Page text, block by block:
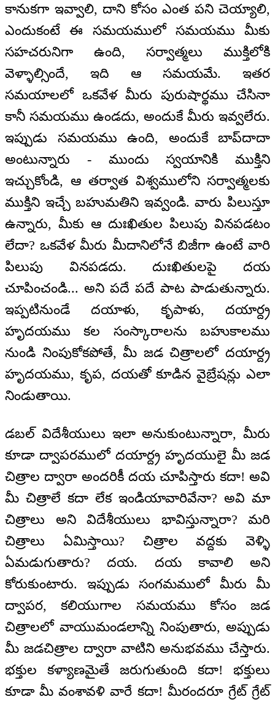
కానుకగా ఇవ్వాలి, దాని కోసం ఎంత పని చెయ్యాలి,
ఎందుకంటే ఈ సమయములో సమయము మీకు
సహచరునిగా ఉంది, సర్వాత్మలు ముక్తిలోకి
వెళ్ళాల్సిందే, ఇది ఆ సమయమే. ఇతర
సమయాలలో ఒకవేళ మీరు పురుషార్థము చేసినా
కానీ సమయము ఉండదు, అందుకే మీరు ఇవ్వలేరు.
ఇప్పుడు సమయము ఉంది, అందుకే బాప్‌దాదా
అంటున్నారు - ముందు స్వయానికి ముక్తిని
ఇచ్చుకోండి, ఆ తర్వాత విశ్వములోని సర్వాత్మలకు
ముక్తిని ఇచ్చే బహుమతిని ఇవ్వండి. వారు పిలుస్తూ
ఉన్నారు, మీకు ఆ దుఃఖితుల పిలుపు వినపడటం
లేదా? ఒకవేళ మీరు మీదానిలోనే బిజీగా ఉంటే వారి
పిలుపు వినపడదు. దుఃఖితులపై దయ
చూపించండి... అని పదే పదే పాట పాడుతున్నారు.
ఇప్పటినుండే దయాళు, కృపాళు, దయార్ద్ర
హృదయము కల సంస్కారాలను బహుకాలము
నుండి నింపుకోకపోతే, మీ జడ చిత్రాలలో దయార్ద్ర
హృదయము, కృప, దయతో కూడిన వైబ్రేషన్లు ఎలా
నిండుతాయి.
డబల్ విదేశీయులు ఇలా అనుకుంటున్నారా, మీరు
కూడా ద్వాపరములో దయార్ద్ర హృదయులై మీ జడ
చిత్రాల ద్వారా అందరికీ దయ చూపిస్తారు కదా! అవి
మీ చిత్రాలే కదా లేక ఇండియావారివేనా? అవి మా
చిత్రాలు అని విదేశీయులు భావిస్తున్నారా? మరి
చిత్రాలు ఏమిస్తాయి? చిత్రాల వద్దకు వెళ్ళి
ఏమడుగుతారు? దయ. దయ కావాలి అని
కోరుకుంటారు. ఇప్పుడు సంగమములో మీరు మీ
ద్వాపర, కలియుగాల సమయము కోసం జడ
చిత్రాలలో వాయుమండలాన్ని నింపుతారు, అప్పుడు
మీ జడచిత్రాల ద్వారా వాటిని అనుభవము చేస్తారు.
భక్తుల కళ్యాణమైతే జరుగుతుంది కదా! భక్తులు
కూడా మీ వంశావళి వారే కదా! మీరందరూ గ్రేట్ గ్రేట్